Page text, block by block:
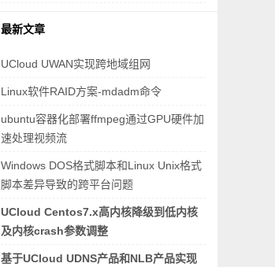
最新文章
UCloud UWAN实现跨地域组网
Linux软件RAID方案-mdadm命令
ubuntu容器化部署ffmpeg通过GPU硬件加
速处理视频流
Windows DOS格式脚本和Linux Unix格式
脚本差异导致的跨平台问题
UCloud Centos7.x高内核降级到低内核
及内核crash参数调整
基于UCloud UDNS产品和NLB产品实现